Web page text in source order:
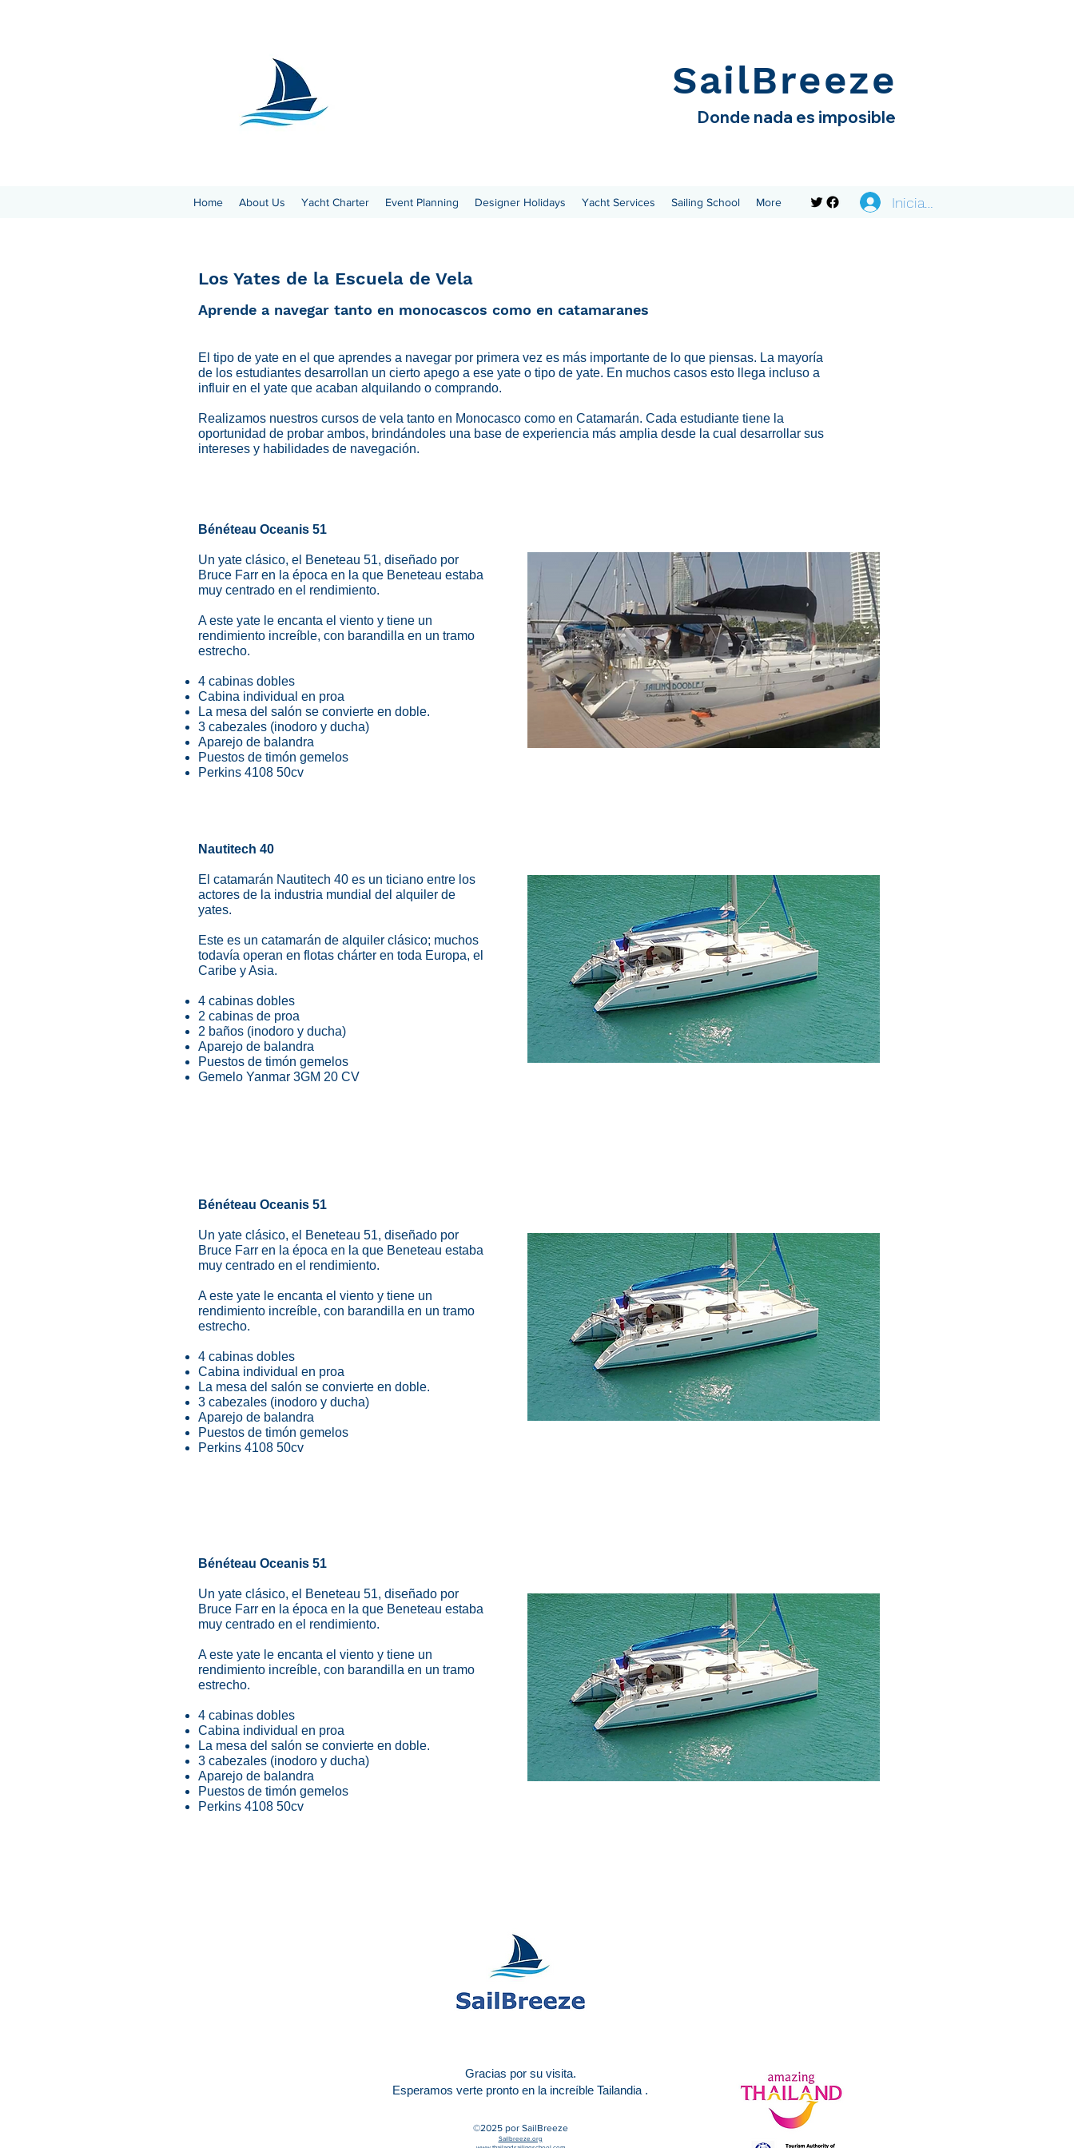
SailBreeze
Donde nada es imposible
Home About Us Yacht Charter Event Planning Designer Holidays Yacht Services Sailing School More Iniciar sesión
Los Yates de la Escuela de Vela
Aprende a navegar tanto en monocascos como en catamaranes
El tipo de yate en el que aprendes a navegar por primera vez es más importante de lo que piensas. La mayoría
de los estudiantes desarrollan un cierto apego a ese yate o tipo de yate. En muchos casos esto llega incluso a
influir en el yate que acaban alquilando o comprando.
Realizamos nuestros cursos de vela tanto en Monocasco como en Catamarán. Cada estudiante tiene la
oportunidad de probar ambos, brindándoles una base de experiencia más amplia desde la cual desarrollar sus
intereses y habilidades de navegación.
Bénéteau Oceanis 51
Un yate clásico, el Beneteau 51, diseñado por
Bruce Farr en la época en la que Beneteau estaba
muy centrado en el rendimiento.
A este yate le encanta el viento y tiene un
rendimiento increíble, con barandilla en un tramo
estrecho.
4 cabinas dobles
Cabina individual en proa
La mesa del salón se convierte en doble.
3 cabezales (inodoro y ducha)
Aparejo de balandra
Puestos de timón gemelos
Perkins 4108 50cv
Nautitech 40
El catamarán Nautitech 40 es un ticiano entre los
actores de la industria mundial del alquiler de
yates.
Este es un catamarán de alquiler clásico; muchos
todavía operan en flotas chárter en toda Europa, el
Caribe y Asia.
4 cabinas dobles
2 cabinas de proa
2 baños (inodoro y ducha)
Aparejo de balandra
Puestos de timón gemelos
Gemelo Yanmar 3GM 20 CV
Bénéteau Oceanis 51
Un yate clásico, el Beneteau 51, diseñado por
Bruce Farr en la época en la que Beneteau estaba
muy centrado en el rendimiento.
A este yate le encanta el viento y tiene un
rendimiento increíble, con barandilla en un tramo
estrecho.
4 cabinas dobles
Cabina individual en proa
La mesa del salón se convierte en doble.
3 cabezales (inodoro y ducha)
Aparejo de balandra
Puestos de timón gemelos
Perkins 4108 50cv
Bénéteau Oceanis 51
Un yate clásico, el Beneteau 51, diseñado por
Bruce Farr en la época en la que Beneteau estaba
muy centrado en el rendimiento.
A este yate le encanta el viento y tiene un
rendimiento increíble, con barandilla en un tramo
estrecho.
4 cabinas dobles
Cabina individual en proa
La mesa del salón se convierte en doble.
3 cabezales (inodoro y ducha)
Aparejo de balandra
Puestos de timón gemelos
Perkins 4108 50cv
Gracias por su visita.
Esperamos verte pronto en la increíble Tailandia .
©2025 por SailBreeze
Sailbreeze.org